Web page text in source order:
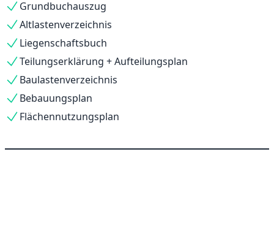
Grundbuchauszug
Altlastenverzeichnis
Liegenschaftsbuch
Teilungserklärung + Aufteilungsplan
Baulastenverzeichnis
Bebauungsplan
Flächennutzungsplan